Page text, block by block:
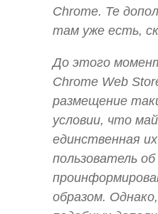
Chrome. Те
там уже есть,
До этого
Chrome Web
размещение
условии, что
единственная
пользователь
образом.